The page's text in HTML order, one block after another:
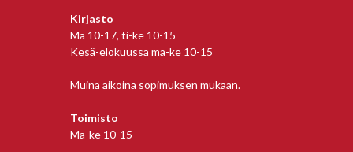
Kirjasto
Ma 10-17, ti-ke 10-15
Kesä-elokuussa ma-ke 10-15
Muina aikoina sopimuksen mukaan.
Toimisto
Ma-ke 10-15